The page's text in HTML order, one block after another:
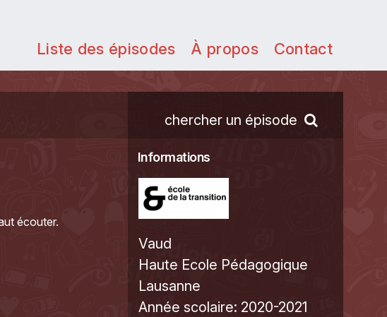
Liste des épisodes À propos Contact
chercher un épisode
écouter.
Informations
Vaud
Haute Ecole Pédagogique
Lausanne
Année scolaire: 2020-2021